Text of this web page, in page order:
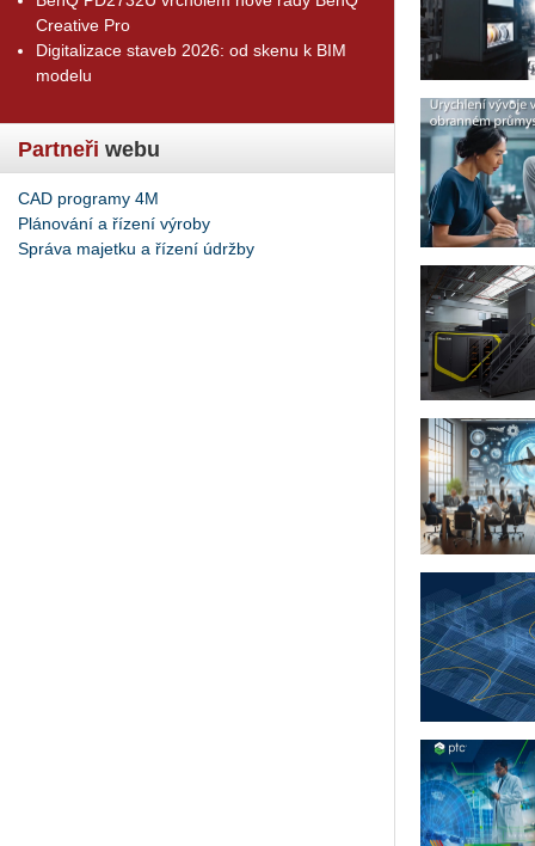
Creative Pro
Digitalizace staveb 2026: od skenu k BIM
modelu
Partneři webu
CAD programy 4M
Plánování a řízení výroby
Správa majetku a řízení údržby